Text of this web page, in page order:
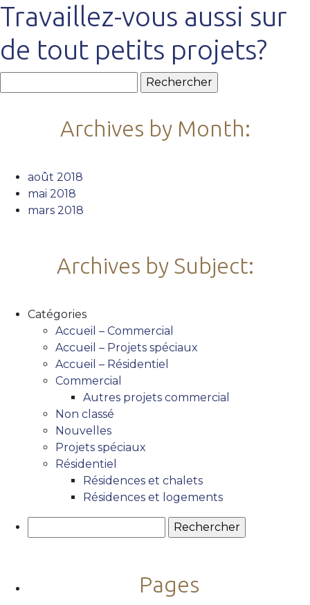
Travaillez-vous aussi sur
de tout petits projets?
Archives by Month:
août 2018
mai 2018
mars 2018
Archives by Subject:
Catégories
Accueil – Commercial
Accueil – Projets spéciaux
Accueil – Résidentiel
Commercial
Autres projets commercial
Non classé
Nouvelles
Projets spéciaux
Résidentiel
Résidences et chalets
Résidences et logements
Pages